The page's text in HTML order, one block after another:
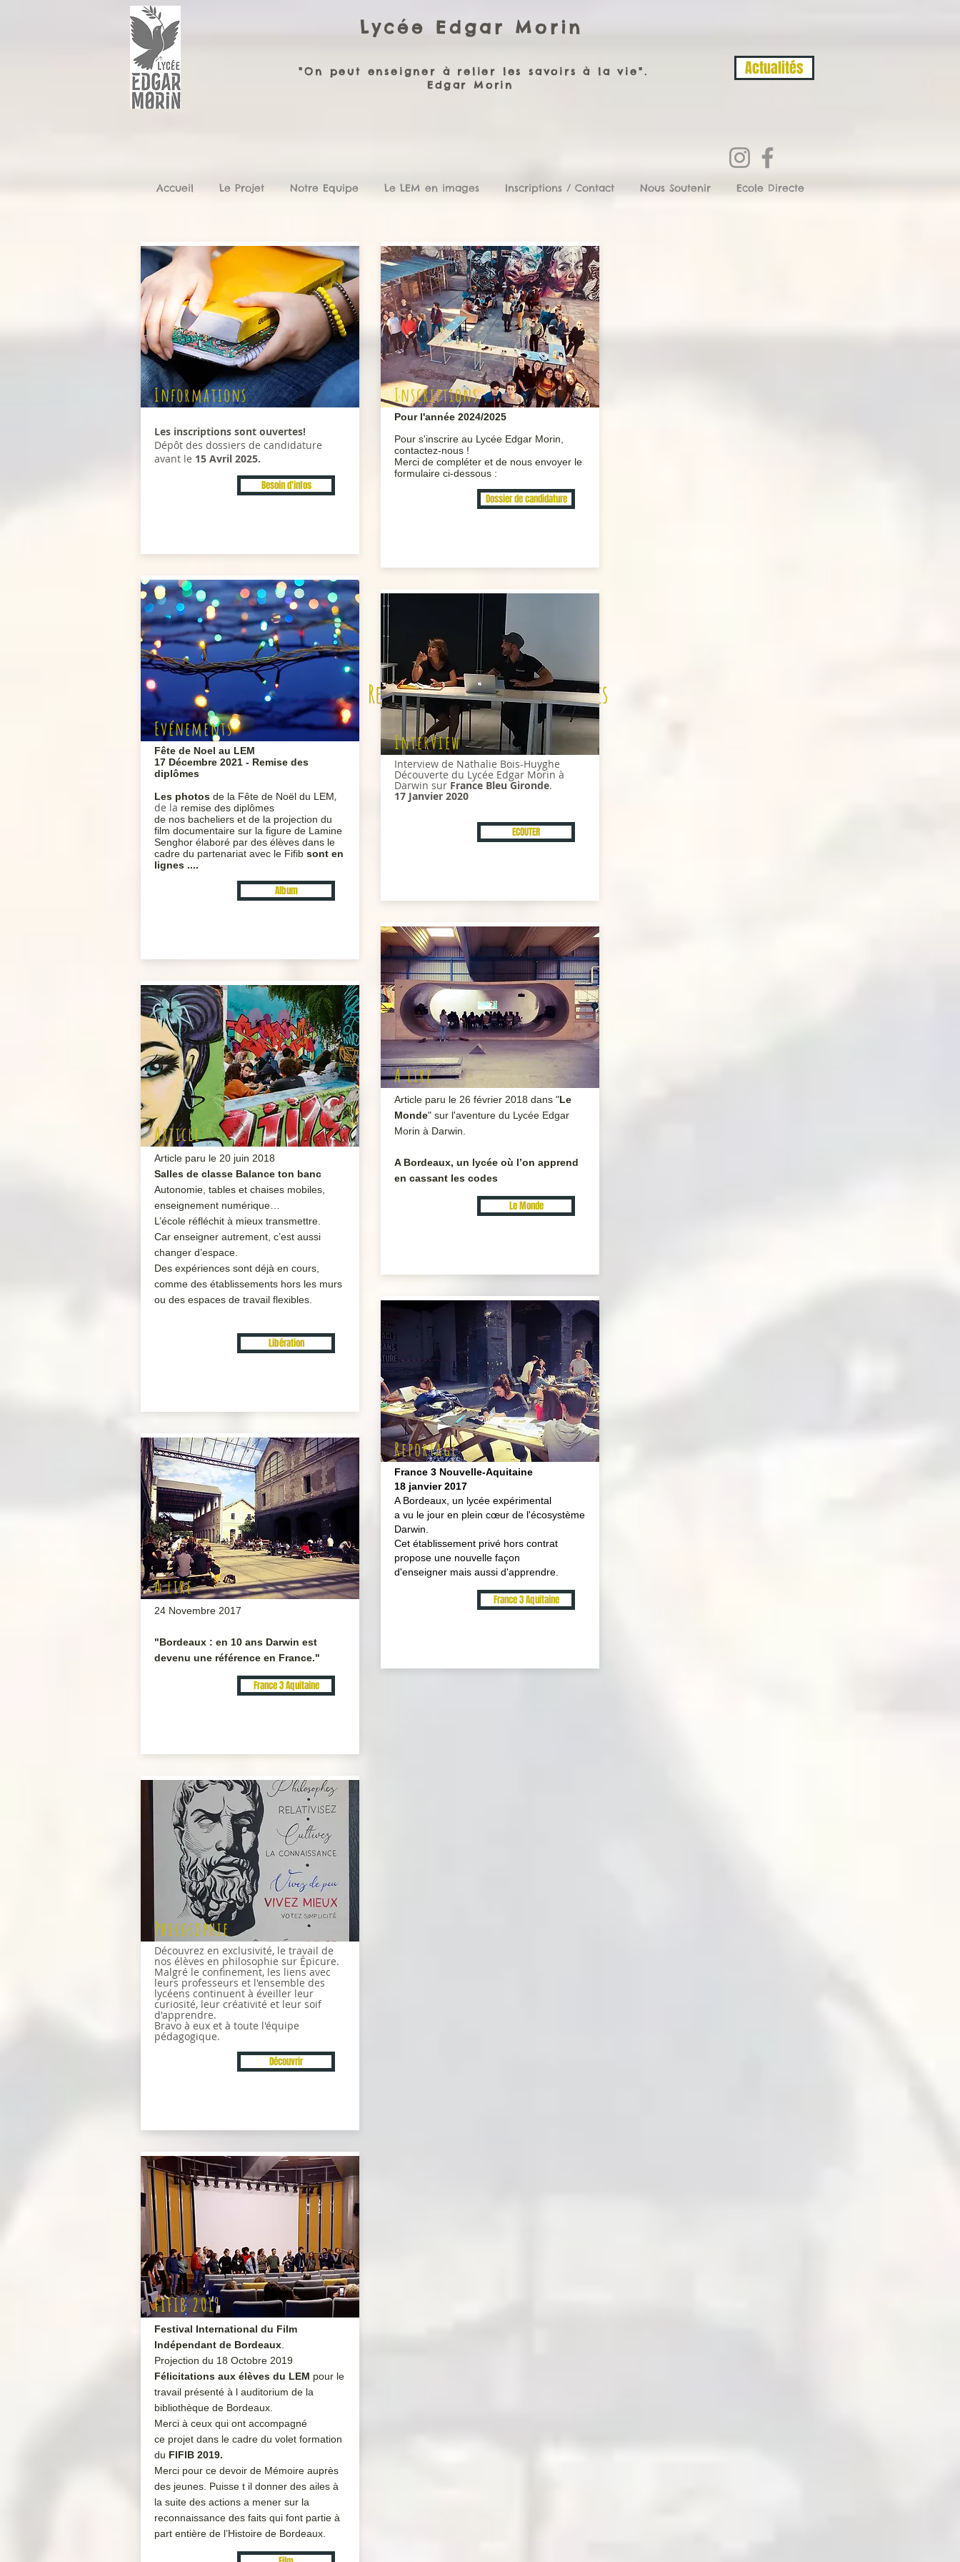
Lycée Edgar Morin
"On peut enseigner à relier les savoirs à la vie".
Edgar Morin
Actualités
Accueil Le Projet Notre Equipe Le LEM en images Inscriptions / Contact Nous Soutenir Ecole Directe
Rencontres et sorties inspirantes
Informations
Les inscriptions sont ouvertes!
Dépôt des dossiers de candidature
avant le 15 Avril 2025.
Besoin d'infos
Evénements
Fête de Noel au LEM
17 Décembre 2021 - Remise des
diplômes
Les photos de la Fête de Noël du LEM,
de la remise des diplômes
de nos bacheliers et de la projection du
film documentaire sur la figure de Lamine
Senghor élaboré par des élèves dans le
cadre du partenariat avec le Fifib sont en
lignes ....
Album
Article
Article paru le 20 juin 2018
Salles de classe Balance ton banc
Autonomie, tables et chaises mobiles,
enseignement numérique…
L’école réfléchit à mieux transmettre.
Car enseigner autrement, c’est aussi
changer d’espace.
Des expériences sont déjà en cours,
comme des établissements hors les murs
ou des espaces de travail flexibles.
Libération
A lire
24 Novembre 2017
"Bordeaux : en 10 ans Darwin est
devenu une référence en France."
France 3 Aquitaine
Inscriptions
Pour l'année 2024/2025
Pour s'inscrire au Lycée Edgar Morin
contactez-nous !
Merci de compléter et de nous envoyer le
formulaire ci-dessous :
Dossier de candidature
InterView
Interview de Nathalie Bois-Huyghe
Découverte du Lycée Edgar Morin à
Darwin sur France Bleu Gironde.
17 Janvier 2020
ECOUTER
A lire
Article paru le 26 février 2018 dans "Le
Monde" sur l'aventure du Lycée Edgar
Morin à Darwin.
A Bordeaux, un lycée où l’on apprend
en cassant les codes
Le Monde
Reportage
France 3 Nouvelle-Aquitaine
18 janvier 2017
A Bordeaux, un lycée expérimental
a vu le jour en plein cœur de l'écosystème
Darwin.
Cet établissement privé hors contrat
propose une nouvelle façon
d'enseigner mais aussi d'apprendre.
France 3 Aquitaine
Philosophie
Découvrez en exclusivité, le travail de
nos élèves en philosophie sur Épicure.
Malgré le confinement, les liens avec
leurs professeurs et l'ensemble des
lycéens continuent à éveiller leur
curiosité, leur créativité et leur soif
d'apprendre.
Bravo à eux et à toute l'équipe
pédagogique.
Découvrir
FIFIB 2019
Festival International du Film
Indépendant de Bordeaux
Projection du 18 Octobre 2019
Félicitations aux élèves du LEM pour le
travail présenté à l auditorium de la
bibliothèque de Bordeaux.
Merci à ceux qui ont accompagné
ce projet dans le cadre du volet formation
du FIFIB 2019.
Merci pour ce devoir de Mémoire auprès
des jeunes. Puisse t il donner des ailes à
la suite des actions a mener sur la
reconnaissance des faits qui font partie à
part entière de l’Histoire de Bordeaux.